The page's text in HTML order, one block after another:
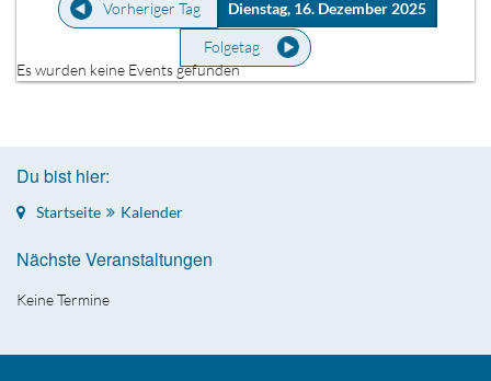
Vorheriger Tag Dienstag, 16. Dezember 2025
Folgetag
Es wurden keine Events gefunden
Du bist hier:
Startseite Kalender
Nächste Veranstaltungen
Keine Termine